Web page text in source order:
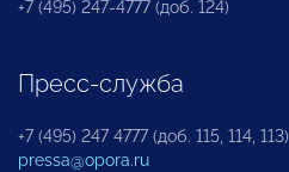
+7 (495) 247-4777 (доб. 124)
Пресс-служба
+7 (495) 247 4777 (доб. 115, 114, 113)
pressa@opora.ru